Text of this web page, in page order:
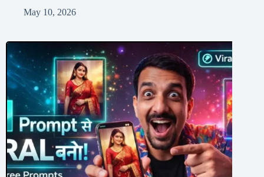
May 10, 2026